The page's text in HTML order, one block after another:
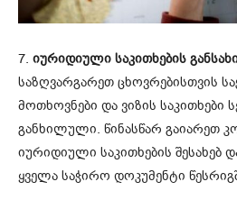
7. იურიდიული საკითხების
საზღვარგარეთ ცხოვრებისთვის
მოთხოვნები და ვიზის
განხილული. წინასწარ გაიარეთ
იურიდიული საკითხების შესახებ
ყველა საჭირო დოკუმენტი